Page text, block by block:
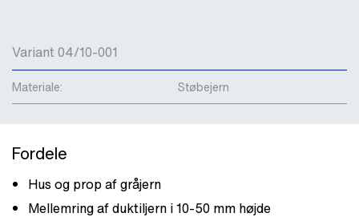
Variant 04/10-001
Materiale: Støbejern
Fordele
Hus og prop af gråjern
Mellemring af duktiljern i 10-50 mm højde